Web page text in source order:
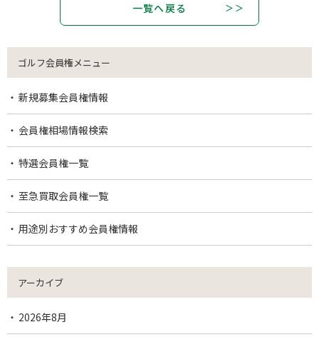
一覧へ戻る
ゴルフ会員権メニュー
新規募集会員権情報
会員権相場情報検索
特選会員権一覧
至急買取会員権一覧
用途別おすすめ会員権情報
アーカイブ
2026年8月